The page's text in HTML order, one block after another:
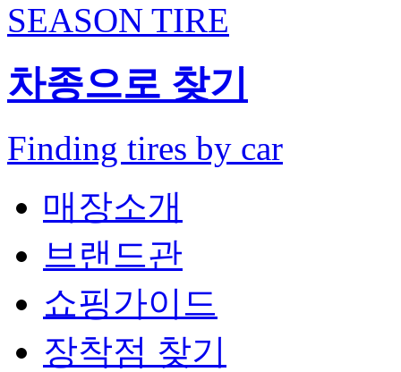
SEASON TIRE
차종으로 찾기
Finding tires by car
매장소개
브랜드관
쇼핑가이드
장착점 찾기